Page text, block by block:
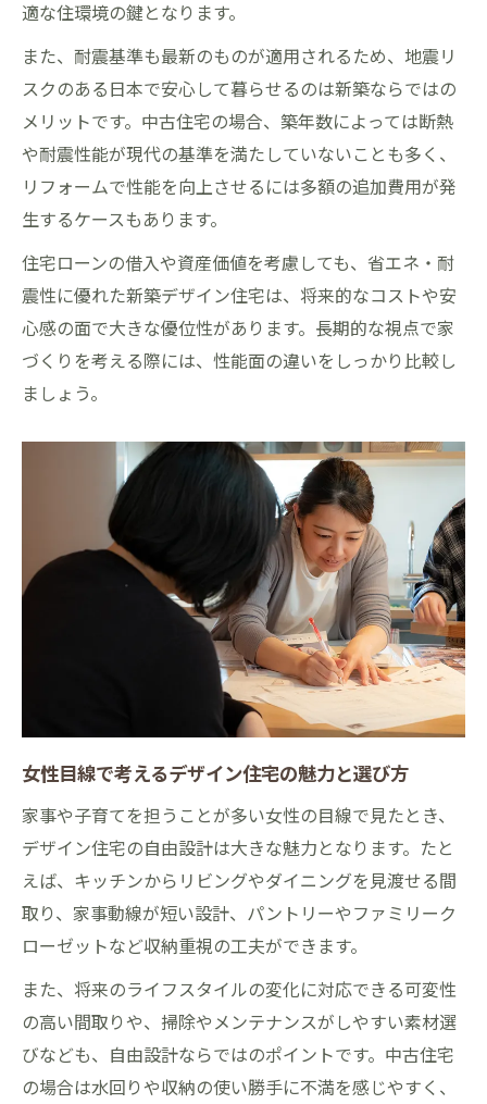
適な住環境の鍵となります。
また、耐震基準も最新のものが適用されるため、地震リ
スクのある日本で安心して暮らせるのは新築ならではの
メリットです。中古住宅の場合、築年数によっては断熱
や耐震性能が現代の基準を満たしていないことも多く、
リフォームで性能を向上させるには多額の追加費用が発
生するケースもあります。
住宅ローンの借入や資産価値を考慮しても、省エネ・耐
震性に優れた新築デザイン住宅は、将来的なコストや安
心感の面で大きな優位性があります。長期的な視点で家
づくりを考える際には、性能面の違いをしっかり比較し
ましょう。
女性目線で考えるデザイン住宅の魅力と選び方
家事や子育てを担うことが多い女性の目線で見たとき、
デザイン住宅の自由設計は大きな魅力となります。たと
えば、キッチンからリビングやダイニングを見渡せる間
取り、家事動線が短い設計、パントリーやファミリーク
ローゼットなど収納重視の工夫ができます。
また、将来のライフスタイルの変化に対応できる可変性
の高い間取りや、掃除やメンテナンスがしやすい素材選
びなども、自由設計ならではのポイントです。中古住宅
の場合は水回りや収納の使い勝手に不満を感じやすく、